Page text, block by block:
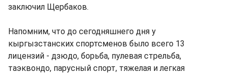
заключил Щербаков.
Напомним, что до сегодняшнего дня у
кыргызстанских спортсменов было всего 13
лицензий - дзюдо, борьба, пулевая стрельба,
таэквондо, парусный спорт, тяжелая и легкая